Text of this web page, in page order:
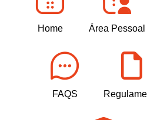
Home Área Pessoal
FAQS